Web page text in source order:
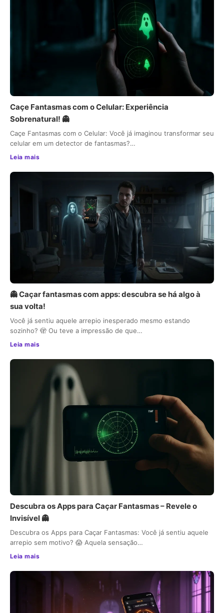
Caçe Fantasmas com o Celular: Experiência
Sobrenatural! 👻
Caçe Fantasmas com o Celular: Você já imaginou transformar seu
celular em um detector de fantasmas?…
Leia mais
👻 Caçar fantasmas com apps: descubra se há algo à
sua volta!
Você já sentiu aquele arrepio inesperado mesmo estando
sozinho? 🫣 Ou teve a impressão de que…
Leia mais
Descubra os Apps para Caçar Fantasmas – Revele o
Invisível 👻
Descubra os Apps para Caçar Fantasmas: Você já sentiu aquele
arrepio sem motivo? 😱 Aquela sensação…
Leia mais